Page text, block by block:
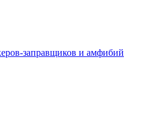
заправщиков и амфибий